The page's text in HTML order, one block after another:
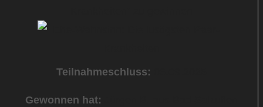
Teilnahmeschluss:
Gewonnen hat: